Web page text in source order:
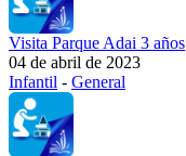
Visita Parque Adai 3 años
04 de abril de 2023
Infantil - General